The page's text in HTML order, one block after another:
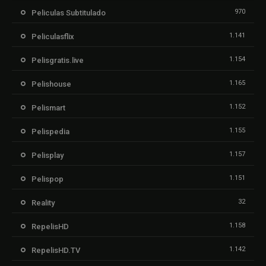
Peliculas Subtitulado 970
Peliculasflix 1.141
Pelisgratis.live 1.154
Pelishouse 1.165
Pelismart 1.152
Pelispedia 1.155
Pelisplay 1.157
Pelispop 1.151
Reality 32
RepelisHD 1.158
RepelisHD.TV 1.142